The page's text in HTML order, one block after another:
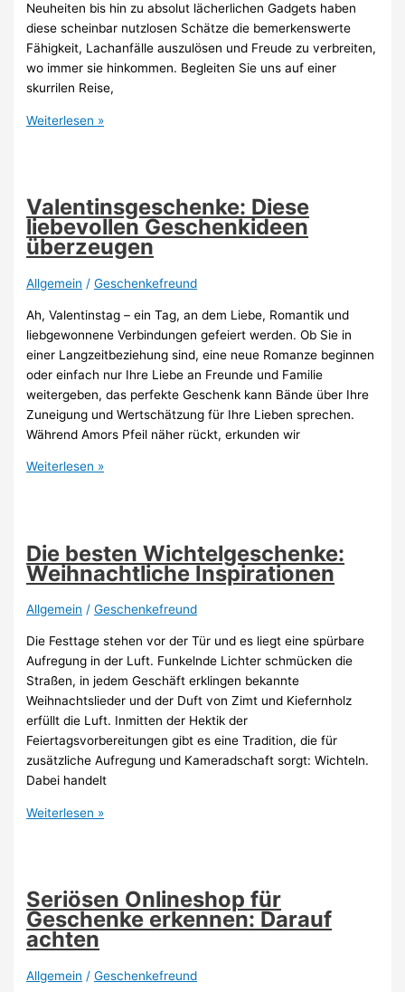
Neuheiten bis hin zu absolut lächerlichen Gadgets haben
diese scheinbar nutzlosen Schätze die bemerkenswerte
Fähigkeit, Lachanfälle auszulösen und Freude zu verbreiten,
wo immer sie hinkommen. Begleiten Sie uns auf einer
skurrilen Reise,
Hemmungsloses
Scherzartikel,
die
urkomische
Freude
bereiten
Weiterlesen »
Valentinsgeschenke: Diese
liebevollen Geschenkideen
überzeugen
Allgemein /Geschenkefreund
Ah, Valentinstag – ein Tag, an dem Liebe, Romantik und
liebgewonnene Verbindungen gefeiert werden. Ob Sie in
einer Langzeitbeziehung sind, eine neue Romanze beginnen
oder einfach nur Ihre Liebe an Freunde und Familie
weitergeben, das perfekte Geschenk kann Bände über Ihre
Zuneigung und Wertschätzung für Ihre Lieben sprechen.
Während Amors Pfeil näher rückt, erkunden wir
Valentinsgeschenke:
überzeugen
Weiterlesen »
Die besten Wichtelgeschenke:
Weihnachtliche Inspirationen
Allgemein /Geschenkefreund
Die Festtage stehen vor der Tür und es liegt eine spürbare
Aufregung in der Luft. Funkelnde Lichter schmücken die
Straßen, in jedem Geschäft erklingen bekannte
Weihnachtslieder und der Duft von Zimt und Kiefernholz
erfüllt die Luft. Inmitten der Hektik der
Feiertagsvorbereitungen gibt es eine Tradition, die für
zusätzliche Aufregung und Kameradschaft sorgt: Wichteln.
Dabei handelt
Die
Inspirationen
Weiterlesen »
Seriösen Onlineshop für
Geschenke erkennen: Darauf
achten
Allgemein /Geschenkefreund